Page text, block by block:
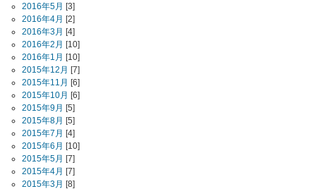
2016年5月 [3]
2016年4月 [2]
2016年3月 [4]
2016年2月 [10]
2016年1月 [10]
2015年12月 [7]
2015年11月 [6]
2015年10月 [6]
2015年9月 [5]
2015年8月 [5]
2015年7月 [4]
2015年6月 [10]
2015年5月 [7]
2015年4月 [7]
2015年3月 [8]